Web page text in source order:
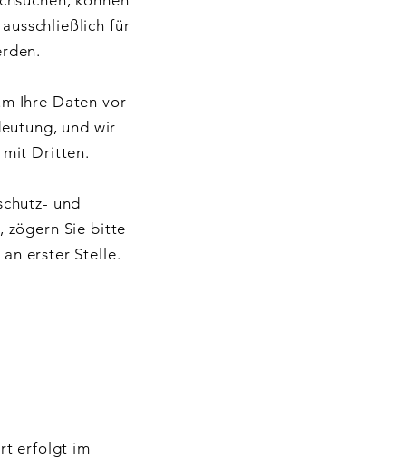
für
Ihre Daten vor
und wir
mit Dritten.
und
zögern Sie bitte
erster Stelle.
erfolgt im